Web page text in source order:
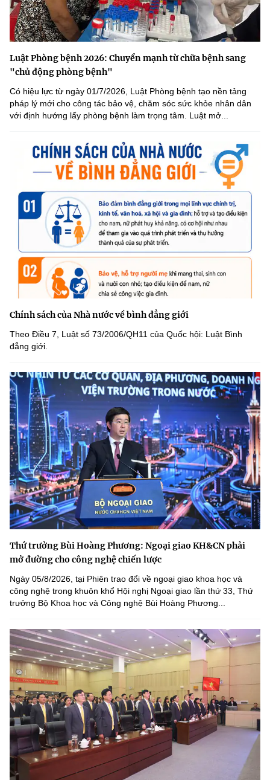
Luật Phòng bệnh 2026: Chuyển mạnh từ chữa bệnh sang
"chủ động phòng bệnh"
Có hiệu lực từ ngày 01/7/2026, Luật Phòng bệnh tạo nền tảng
pháp lý mới cho công tác bảo vệ, chăm sóc sức khỏe nhân dân
với định hướng lấy phòng bệnh làm trọng tâm. Luật mở...
Chính sách của Nhà nước về bình đẳng giới
Theo Điều 7, Luật số 73/2006/QH11 của Quốc hội: Luật Bình
đẳng giới.
Thứ trưởng Bùi Hoàng Phương: Ngoại giao KH&CN phải
mở đường cho công nghệ chiến lược
Ngày 05/8/2026, tại Phiên trao đổi về ngoại giao khoa học và
công nghệ trong khuôn khổ Hội nghị Ngoại giao lần thứ 33, Thứ
trưởng Bộ Khoa học và Công nghệ Bùi Hoàng Phương...